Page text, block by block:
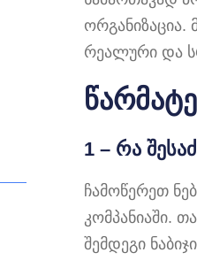
რეალური და
1 – რა
ჩამოწერეთ
კომპანიაში.
შემდეგი